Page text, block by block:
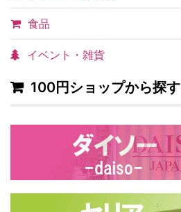
食品
イベント・雑貨
100円ショップから探す